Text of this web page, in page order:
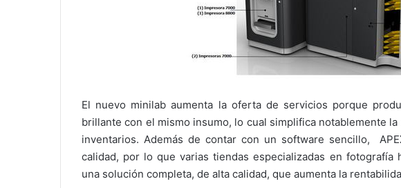
El nuevo minilab aumenta la oferta de servicios porque
brillante con el mismo insumo, lo cual simplifica notablemente
inventarios. Además de contar con un software sencillo,
calidad, por lo que varias tiendas especializadas en fotografía
una solución completa, de alta calidad, que aumenta la